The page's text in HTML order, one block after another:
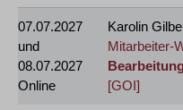
07.07.2027
und
08.07.2027
Online
Karolin
Mitarbeiter-
[GOI]